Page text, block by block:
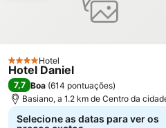
Porta Venezia Metro Station
Moscova Metro Station
4 Estrelas
Hotel
Hotel Daniel
7,7 Boa (614 pontuações)
Basiano, a 1.2 km de Centro da
Selecione as datas para ver os